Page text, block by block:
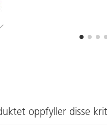
oppfyller disse